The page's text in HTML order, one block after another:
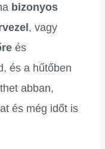
bizonyos
, vagy
és
és a hűtőben
abban,
és még időt is